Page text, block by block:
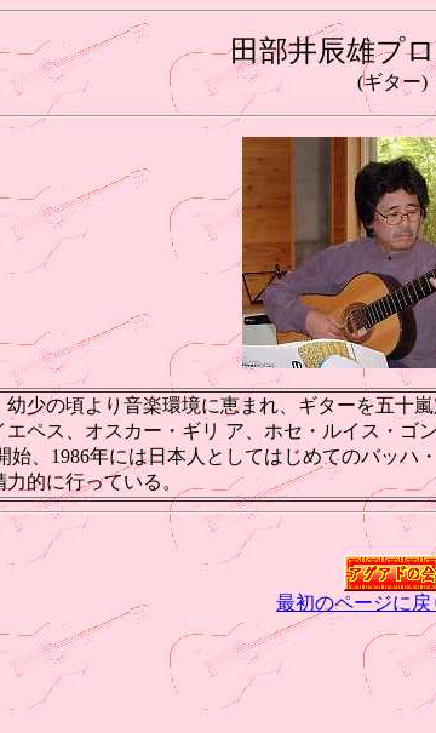
田部井辰雄プ
(ギター)
幼少の頃より音楽環境に恵まれ、ギターを五十
ペス、オスカー・ギリ ア、ホセ・ルイス・ゴ
始、1986年には日本人としてはじめてのバッ
的に行っている。
最初のページに戻